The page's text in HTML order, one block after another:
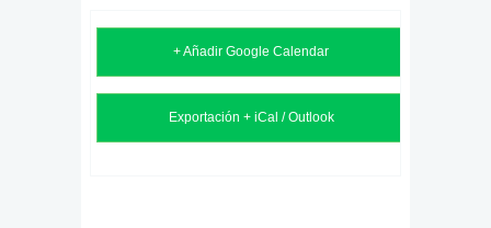
+ Añadir Google Calendar
Exportación + iCal / Outlook